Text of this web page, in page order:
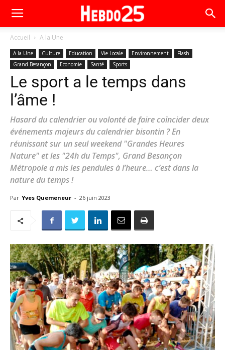
Accueil A la Une
A la Une Culture Education Vie Locale Environnement
Flash
Grand Besançon
Economie Santé Sports
Le sport a le temps dans
l’âme !
Hasard du calendrier ou volonté de faire coïncider deux
événements majeurs du calendrier bisontin ? En
réunissant sur un seul weekend "Grandes Heures
Nature" et les "24h du Temps", Grand Besançon
Métropole a mis les pendules à l’heure… c’est dans la
nature du temps !
Par Yves Quemeneur - 26 juin 2023